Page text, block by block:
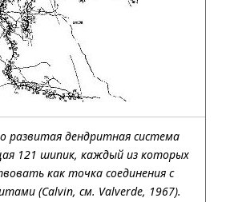
развитая дендритная система
121 шипик, каждый из которых
как точка соединения с
(Calvin, см. Valverde, 1967).